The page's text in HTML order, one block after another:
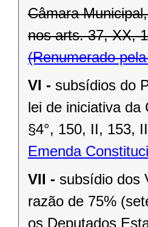
Câmara
nos arts. 37, XX,
(Renumerado
VI - subsídios do
lei de iniciativa da
§4°, 150, II, 153,
Emenda
VII - subsídio dos
razão de 75%
os Deputados